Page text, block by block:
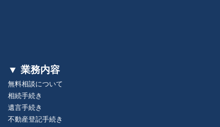
▼ 業務内容
無料相談について
相続手続き
遺言手続き
不動産登記手続き